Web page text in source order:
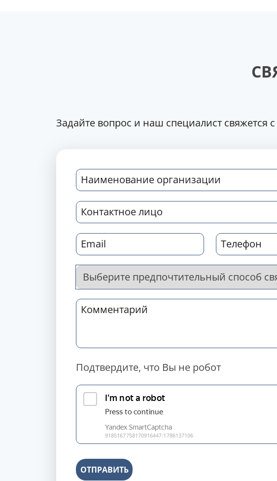
Задайте вопрос и наш специалист свяжется
Подтвердите, что Вы не робот
ОТПРАВИТЬ